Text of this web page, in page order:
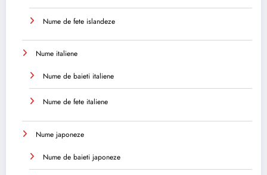
Nume de fete islandeze
Nume italiene
Nume de baieti italiene
Nume de fete italiene
Nume japoneze
Nume de baieti japoneze